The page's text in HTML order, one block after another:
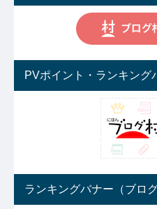
PVポイント・ランキング
ランキングバナー（ブログ